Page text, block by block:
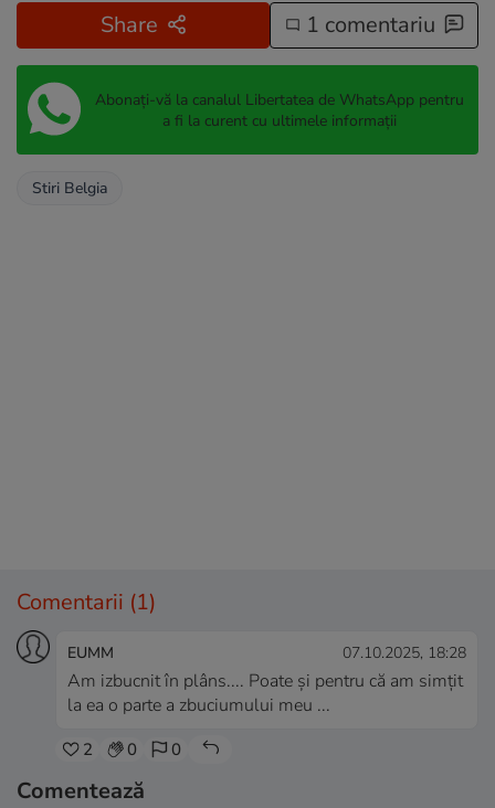
Share 1 comentariu
Abonați-vă la canalul Libertatea de WhatsApp pentru
a fi la curent cu ultimele informații
Stiri Belgia
Comentarii (1)
EUMM 07.10.2025, 18:28
Am izbucnit în plâns.... Poate și pentru că am simțit
la ea o parte a zbuciumului meu ...
2 0 0
Comentează